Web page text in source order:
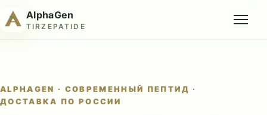
AlphaGen
TIRZEPATIDE
ALPHAGEN · СОВРЕМЕННЫЙ ПЕПТИД ·
ДОСТАВКА ПО РОССИИ